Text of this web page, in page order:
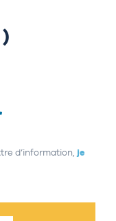
d’information, je